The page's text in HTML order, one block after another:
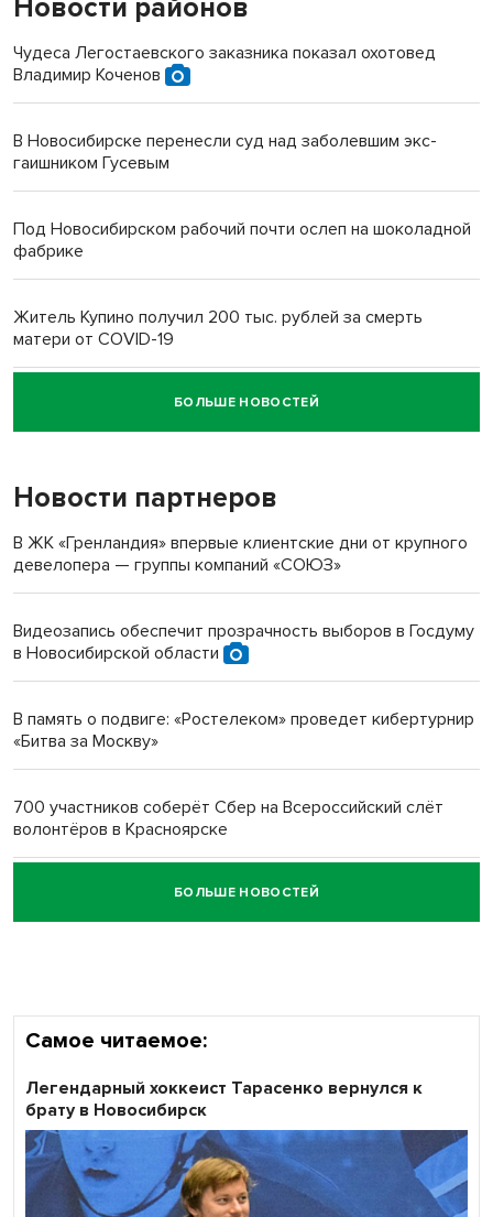
Новости районов
Чудеса Легостаевского заказника показал охотовед
Владимир Коченов
В Новосибирске перенесли суд над заболевшим экс-
гаишником Гусевым
Под Новосибирском рабочий почти ослеп на шоколадной
фабрике
Житель Купино получил 200 тыс. рублей за смерть
матери от COVID-19
Новосибирский суд наказал водителя за смерть
пенсионерки на вокзале
«Мы живём на пастбище!»: в новосибирском селе лошади
терроризируют жителей
Новосибирский преподаватель с женой вошли в топ-16
БОЛЬШЕ НОВОСТЕЙ
Новости партнеров
В ЖК «Гренландия» впервые клиентские дни от крупного
девелопера — группы компаний «СОЮЗ»
Видеозапись обеспечит прозрачность выборов в Госдуму
в Новосибирской области
В память о подвиге: «Ростелеком» проведет кибертурнир
«Битва за Москву»
700 участников соберёт Сбер на Всероссийский слёт
волонтёров в Красноярске
Честный выбор: видеонаблюдение обеспечит
объективность результатов ЕДГ в Новосибирской
БОЛЬШЕ НОВОСТЕЙ
Самое читаемое:
Легендарный хоккеист Тарасенко вернулся к
брату в Новосибирск